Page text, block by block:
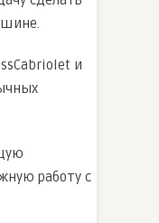
и
работу с